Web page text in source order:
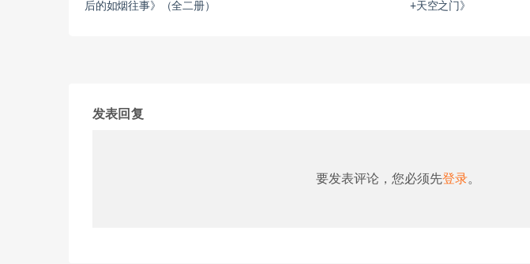
后的如烟往事》（全二册）
+天空之门》
发表回复
要发表评论，您必须先登录。